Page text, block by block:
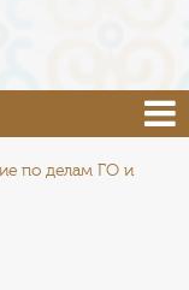
по делам ГО и